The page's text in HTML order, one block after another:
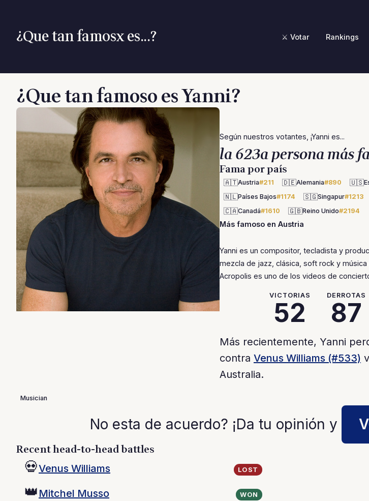
¿Que tan famosx es...? ⚔️ Votar Rankings
¿Que tan famoso es Yanni?
Musician
Según nuestros votantes, ¡Yanni es...
la 623a persona más
Fama por país
🇦🇹Austria#211 🇩🇪Alemania#890 🇺🇸
🇳🇱Países Bajos#1174 🇸🇬Singapur#1213
🇨🇦Canadá#1610 🇬🇧Reino Unido#2194
Más famoso en Austria
Yanni es un compositor, tecladista y
mezcla de jazz, clásica, soft rock y
Acropolis es uno de los videos de
VICTORIAS
52
DERROTAS
87
Más recientemente, Yanni
contra Venus Williams (#533)
Australia.
No esta de acuerdo? ¡Da tu opinión y
Recent head-to-head battles
💀Venus Williams LOST
👑 Mitchel Musso WON